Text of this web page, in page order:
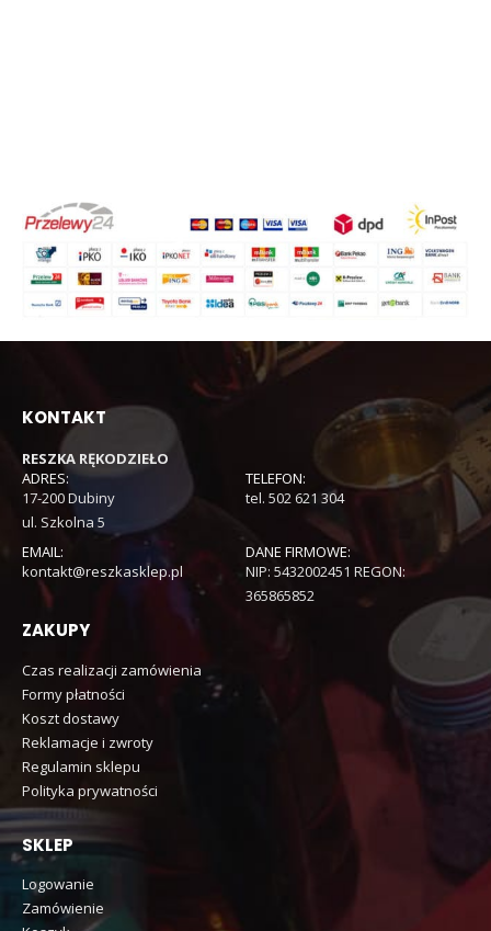
KONTAKT
RESZKA RĘKODZIEŁO
ADRES:
17-200 Dubiny
ul. Szkolna 5
TELEFON:
tel. 502 621 304
EMAIL:
kontakt@reszkasklep.pl
DANE FIRMOWE:
NIP: 5432002451 REGON:
365865852
ZAKUPY
Czas realizacji zamówienia
Formy płatności
Koszt dostawy
Reklamacje i zwroty
Regulamin sklepu
Polityka prywatności
SKLEP
Logowanie
Zamówienie